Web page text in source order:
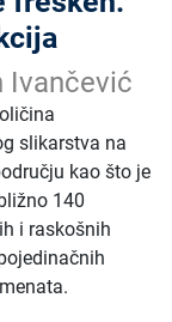
Ivančević
slikarstva na
kao što je
140
i raskošnih